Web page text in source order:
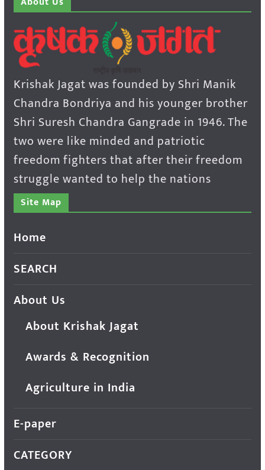
Krishak Jagat was founded by Shri Manik
Chandra Bondriya and his younger brother
Shri Suresh Chandra Gangrade in 1946. The
two were like minded and patriotic
freedom fighters that after their freedom
struggle wanted to help the nations
Site Map
Home
SEARCH
About Us
About Krishak Jagat
Awards & Recognition
Agriculture in India
E-paper
CATEGORY